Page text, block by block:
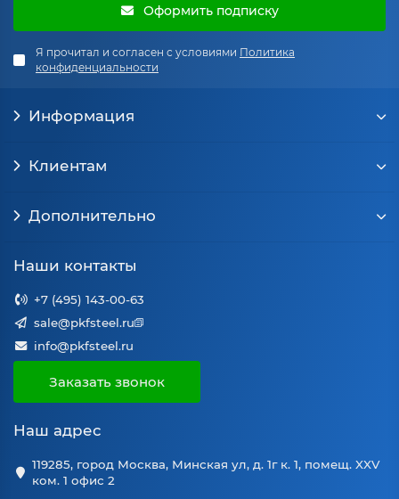
Оформить подписку
Я прочитал и согласен с условиями Политика
конфиденциальности
Информация
Клиентам
Дополнительно
Наши контакты
+7 (495) 143-00-63
sale@pkfsteel.ru
info@pkfsteel.ru
Заказать звонок
Наш адрес
119285, город Москва, Минская ул, д. 1г к. 1, помещ. XXV
ком. 1 офис 2